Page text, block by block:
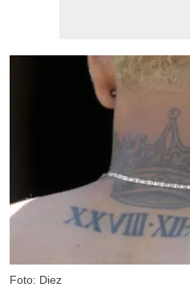
Foto: Diez